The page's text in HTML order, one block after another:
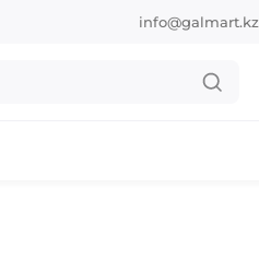
info@galmart.kz